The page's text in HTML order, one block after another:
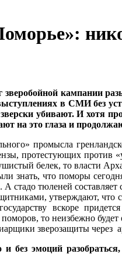
кампании
в СМИ без
убивают. И хотя
на это глаза и
промысла
протестующих против
белек, то власти
знать, что поморы
стадо тюленей
утверждают, что
вскоре
то неизбежно
зверозащиты через
и без эмоций